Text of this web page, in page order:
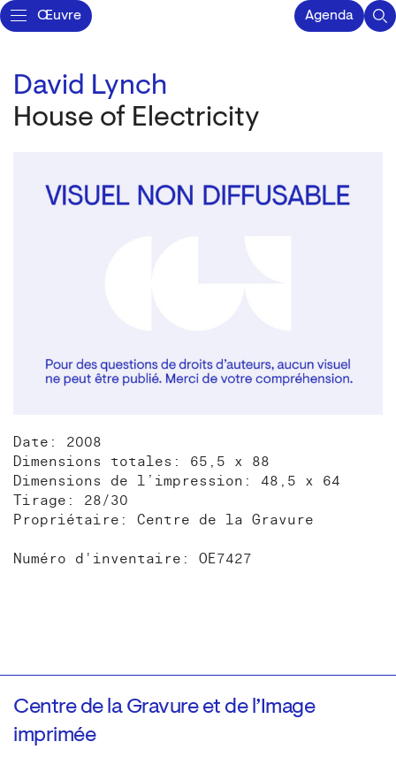
Œuvre Agenda
David Lynch
House of Electricity
Date: 2008
Dimensions totales: 65,5 x 88
Dimensions de l’impression: 48,5 x 64
Tirage: 28/30
Propriétaire: Centre de la Gravure
Numéro d'inventaire: OE7427
Centre de la Gravure et de l’Image
imprimée